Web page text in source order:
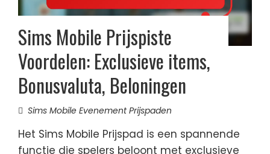
Sims Mobile Prijspiste
Voordelen: Exclusieve items,
Bonusvaluta, Beloningen
Sims Mobile Evenement Prijspaden
Het Sims Mobile Prijspad is een spannende
functie die spelers beloont met exclusieve